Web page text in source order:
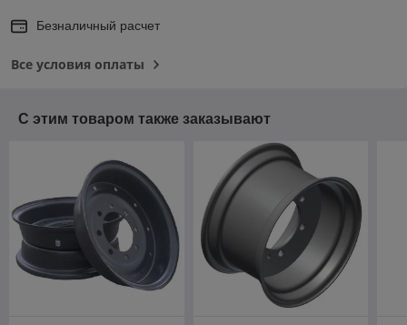
Безналичный расчет
Все условия оплаты
С этим товаром также заказывают